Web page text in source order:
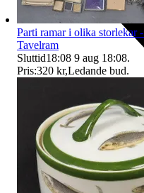
Ersättning om du inte
Parti ramar i olika storlekar
Tavelram
Sluttid18:08 9 aug 18:08.
Pris:320 kr,Ledande bud.